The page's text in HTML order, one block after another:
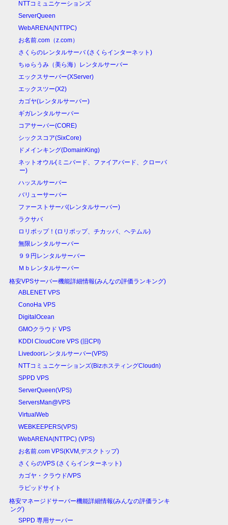
NTTコミュニケーションズ
ServerQueen
WebARENA(NTTPC)
お名前.com（z.com）
さくらのレンタルサーバ (さくらインターネット)
ちゅらうみ（美ら海）レンタルサーバー
エックスサーバー(XServer)
エックスツー(X2)
カゴヤ(レンタルサーバー)
ギガレンタルサーバー
コアサーバー(CORE)
シックスコア(SixCore)
ドメインキング(DomainKing)
ネットオウル(ミニバード、ファイアバード、クローバ
ー)
ハッスルサーバー
バリューサーバー
ファーストサーバ(レンタルサーバー)
ラクサバ
ロリポップ！(ロリポップ、チカッパ、ヘテムル)
無限レンタルサーバー
９９円レンタルサーバー
Ｍｂレンタルサーバー
格安VPSサーバー機能詳細情報(みんなの評価ランキング)
ABLENET VPS
ConoHa VPS
DigitalOcean
GMOクラウド VPS
KDDI CloudCore VPS (旧CPI)
Livedoorレンタルサーバー(VPS)
NTTコミュニケーションズ(BizホスティングCloudn)
SPPD VPS
ServerQueen(VPS)
ServersMan@VPS
VirtualWeb
WEBKEEPERS(VPS)
WebARENA(NTTPC) (VPS)
お名前.com VPS(KVM,デスクトップ)
さくらのVPS (さくらインターネット)
カゴヤ・クラウド/VPS
ラピッドサイト
格安マネージドサーバー機能詳細情報(みんなの評価ランキ
ング)
SPPD 専用サーバー